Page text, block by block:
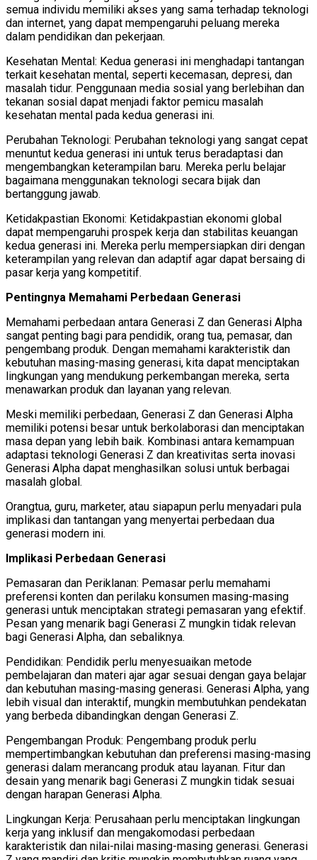
semua individu memiliki akses yang sama terhadap teknologi
dan internet, yang dapat mempengaruhi peluang mereka
dalam pendidikan dan pekerjaan.
Kesehatan Mental: Kedua generasi ini menghadapi tantangan
terkait kesehatan mental, seperti kecemasan, depresi, dan
masalah tidur. Penggunaan media sosial yang berlebihan dan
tekanan sosial dapat menjadi faktor pemicu masalah
kesehatan mental pada kedua generasi ini.
Perubahan Teknologi: Perubahan teknologi yang sangat cepat
menuntut kedua generasi ini untuk terus beradaptasi dan
mengembangkan keterampilan baru. Mereka perlu belajar
bagaimana menggunakan teknologi secara bijak dan
bertanggung jawab.
Ketidakpastian Ekonomi: Ketidakpastian ekonomi global
dapat mempengaruhi prospek kerja dan stabilitas keuangan
kedua generasi ini. Mereka perlu mempersiapkan diri dengan
keterampilan yang relevan dan adaptif agar dapat bersaing di
pasar kerja yang kompetitif.
Pentingnya Memahami Perbedaan Generasi
Memahami perbedaan antara Generasi Z dan Generasi Alpha
sangat penting bagi para pendidik, orang tua, pemasar, dan
pengembang produk. Dengan memahami karakteristik dan
kebutuhan masing-masing generasi, kita dapat menciptakan
lingkungan yang mendukung perkembangan mereka, serta
menawarkan produk dan layanan yang relevan.
Meski memiliki perbedaan, Generasi Z dan Generasi Alpha
memiliki potensi besar untuk berkolaborasi dan menciptakan
masa depan yang lebih baik. Kombinasi antara kemampuan
adaptasi teknologi Generasi Z dan kreativitas serta inovasi
Generasi Alpha dapat menghasilkan solusi untuk berbagai
masalah global.
Orangtua, guru, marketer, atau siapapun perlu menyadari pula
implikasi dan tantangan yang menyertai perbedaan dua
generasi modern ini.
Implikasi Perbedaan Generasi
Pemasaran dan Periklanan: Pemasar perlu memahami
preferensi konten dan perilaku konsumen masing-masing
generasi untuk menciptakan strategi pemasaran yang efektif.
Pesan yang menarik bagi Generasi Z mungkin tidak relevan
bagi Generasi Alpha, dan sebaliknya.
Pendidikan: Pendidik perlu menyesuaikan metode
pembelajaran dan materi ajar agar sesuai dengan gaya belajar
dan kebutuhan masing-masing generasi. Generasi Alpha, yang
lebih visual dan interaktif, mungkin membutuhkan pendekatan
yang berbeda dibandingkan dengan Generasi Z.
Pengembangan Produk: Pengembang produk perlu
mempertimbangkan kebutuhan dan preferensi masing-masing
generasi dalam merancang produk atau layanan. Fitur dan
desain yang menarik bagi Generasi Z mungkin tidak sesuai
dengan harapan Generasi Alpha.
Lingkungan Kerja: Perusahaan perlu menciptakan lingkungan
kerja yang inklusif dan mengakomodasi perbedaan
karakteristik dan nilai-nilai masing-masing generasi. Generasi